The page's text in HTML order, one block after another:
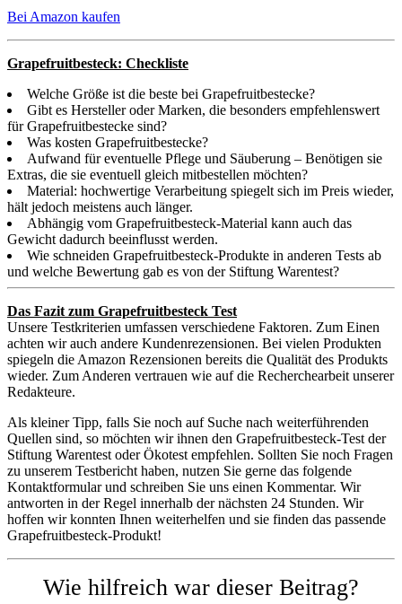
Bei Amazon kaufen
Grapefruitbesteck: Checkliste
Welche Größe ist die beste bei Grapefruitbestecke?
Gibt es Hersteller oder Marken, die besonders empfehlenswert
für Grapefruitbestecke sind?
Was kosten Grapefruitbestecke?
Aufwand für eventuelle Pflege und Säuberung – Benötigen sie
Extras, die sie eventuell gleich mitbestellen möchten?
Material: hochwertige Verarbeitung spiegelt sich im Preis wieder,
hält jedoch meistens auch länger.
Abhängig vom Grapefruitbesteck-Material kann auch das
Gewicht dadurch beeinflusst werden.
Wie schneiden Grapefruitbesteck-Produkte in anderen Tests ab
und welche Bewertung gab es von der Stiftung Warentest?
Das Fazit zum Grapefruitbesteck Test
Unsere Testkriterien umfassen verschiedene Faktoren. Zum Einen
achten wir auch andere Kundenrezensionen. Bei vielen Produkten
spiegeln die Amazon Rezensionen bereits die Qualität des Produkts
wieder. Zum Anderen vertrauen wie auf die Recherchearbeit unserer
Redakteure.
Als kleiner Tipp, falls Sie noch auf Suche nach weiterführenden
Quellen sind, so möchten wir ihnen den Grapefruitbesteck-Test der
Stiftung Warentest oder Ökotest empfehlen. Sollten Sie noch Fragen
zu unserem Testbericht haben, nutzen Sie gerne das folgende
Kontaktformular und schreiben Sie uns einen Kommentar. Wir
antworten in der Regel innerhalb der nächsten 24 Stunden. Wir
hoffen wir konnten Ihnen weiterhelfen und sie finden das passende
Grapefruitbesteck-Produkt!
Wie hilfreich war dieser Beitrag?